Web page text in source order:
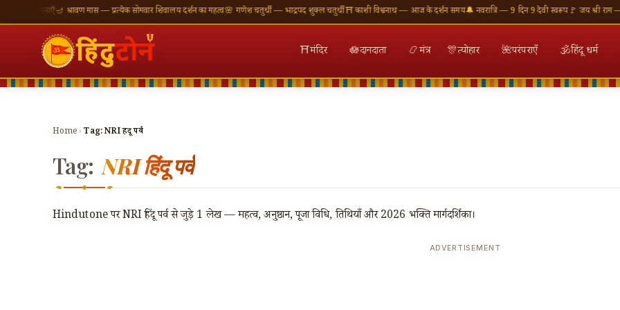
🪔 श्रावण मास — प्रत्येक सोमवार शिवालय दर्शन का महत्व🌸 गणेश चतुर्थी — भाद्रपद शुक्ल चतुर्थी⛩ काशी विश्वनाथ — आज के दर्शन समय🔔 नवरात्रि — 9 दिन 9 देवी स्वरूप🚩 जय श्री राम —
⛩मंदिर 🪷दानदाता 📿मंत्र 🎊त्योहार 🌺परंपराएँ 🕉हिंदू धर्म
Home › Tag:NRI हिंदू पर्व
Tag: NRI हिंदू पर्व
Hindutone पर NRI हिंदू पर्व से जुड़े 1 लेख — महत्व, अनुष्ठान, पूजा विधि, तिथियाँ और 2026 भक्ति मार्गदर्शिका।
ADVERTISEMENT